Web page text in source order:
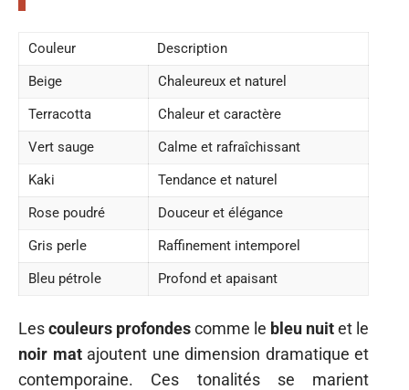
Couleur
Description
Beige
Chaleureux et naturel
Terracotta
Chaleur et caractère
Vert sauge
Calme et rafraîchissant
Kaki
Tendance et naturel
Rose poudré
Douceur et élégance
Gris perle
Raffinement intemporel
Bleu pétrole
Profond et apaisant
Lescouleurs profondescomme le bleu nuitet le
noir matajoutent une dimension dramatique et
contemporaine. Ces tonalités se marient